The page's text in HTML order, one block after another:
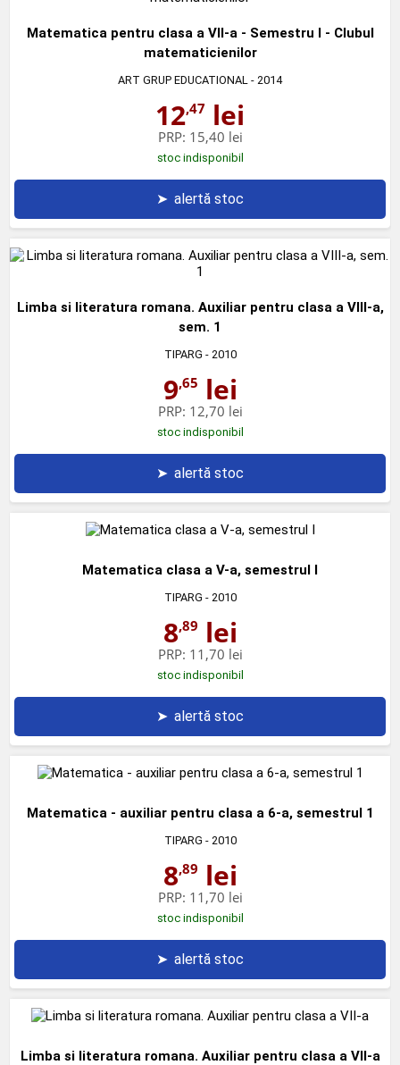
Matematica pentru clasa a VII-a - Semestru I - Clubul
matematicienilor
ART GRUP EDUCATIONAL - 2014
12,47 lei
PRP: 15,40 lei
stoc indisponibil
➤ alertă stoc
Limba si literatura romana. Auxiliar pentru clasa a VIII-a,
sem. 1
TIPARG - 2010
9,65 lei
PRP: 12,70 lei
stoc indisponibil
➤ alertă stoc
Matematica clasa a V-a, semestrul I
TIPARG - 2010
8,89 lei
PRP: 11,70 lei
stoc indisponibil
➤ alertă stoc
Matematica - auxiliar pentru clasa a 6-a, semestrul 1
TIPARG - 2010
8,89 lei
PRP: 11,70 lei
stoc indisponibil
➤ alertă stoc
Limba si literatura romana. Auxiliar pentru clasa a VII-a